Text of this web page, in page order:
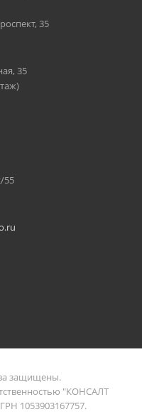
35
35
55
защищены.
"КОНСАЛТ
1053903167757.